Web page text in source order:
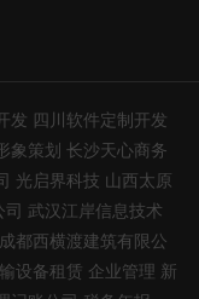
发 四川软件定制开发
象策划 长沙天心商务
光启界科技 山西太原
武汉江岸信息技术
成都西横渡建筑有限公
设备租赁 企业管理 新